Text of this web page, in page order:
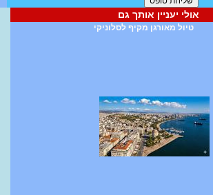
אולי יעניין אותך גם
טיול מאורגן מקיף לסלוניקי